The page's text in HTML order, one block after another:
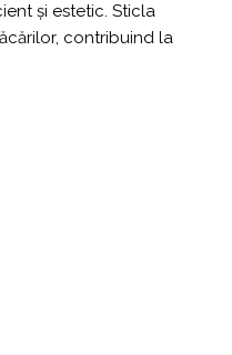
și estetic. Sticla
contribuind la